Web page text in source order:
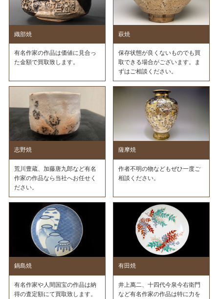
織部焼
有名作家の作品は価値に見合っ
た金額で買取致します。
萩焼
保存状態が良くないものでも買
取できる場合がございます。ま
ずはご相談ください。
志野焼
荒川豊蔵、加藤唐九郎など有名
作家の作品なら当社へお任せく
ださい。
薩摩焼
作者不明の物などもぜひ一度ご
相談ください。
鍋島焼
有名作家や人間国宝の作品は納
得の査定額にて買取致します。
有田焼
井上萬二、十四代今泉今右衛門
など有名作家の作品は特に力を